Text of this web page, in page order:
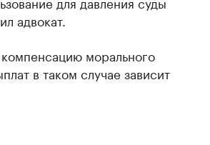
адвокат.
морального
в таком случае зависит